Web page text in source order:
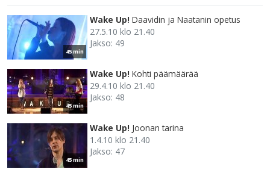
45 min
Wake Up! Daavidin ja Naatanin opetus
27.5.10 klo 21.40
Jakso: 49
45 min
Wake Up! Kohti päämäärää
29.4.10 klo 21.40
Jakso: 48
45 min
Wake Up! Joonan tarina
1.4.10 klo 21.40
Jakso: 47